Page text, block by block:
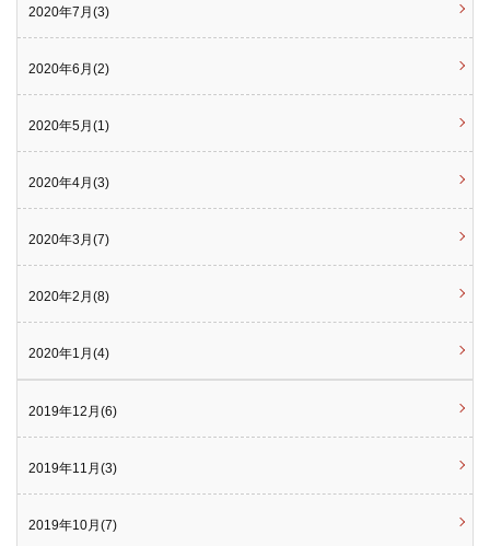
2020年7月(3)
2020年6月(2)
2020年5月(1)
2020年4月(3)
2020年3月(7)
2020年2月(8)
2020年1月(4)
2019年12月(6)
2019年11月(3)
2019年10月(7)